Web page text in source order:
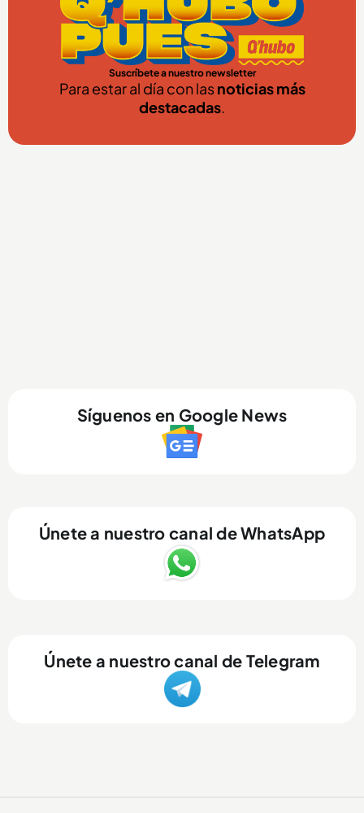
Suscríbete a nuestro newsletter
Para estar al día con lasnoticias más
destacadas.
Síguenos en Google News
Únete a nuestro canal de WhatsApp
Únete a nuestro canal de Telegram